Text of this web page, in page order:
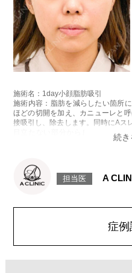
施術名：1day小顔脂肪吸引
施術内容：脂肪を減らしたい箇所
ほどの切開を加え、カニューレと
接吸引し、除去します。同時にA
目立たない部分から皮下へ挿入し
感などが術後一時的に生じること
染症、左右差、施術箇所の知覚鈍
顔の脂肪吸引箇所の追加 1ヶ所ごと
オプション：笑気麻酔 3,300円(税込)
担当医 A
症例